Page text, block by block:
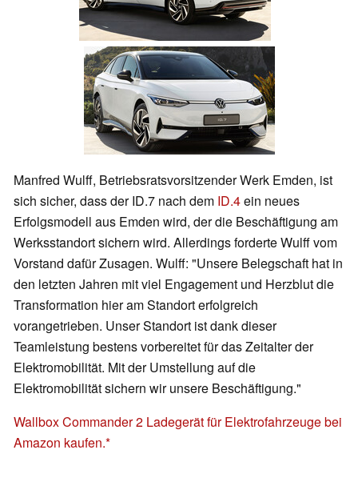
Manfred Wulff, Betriebsratsvorsitzender Werk Emden, ist
sich sicher, dass der ID.7 nach dem ID.4ein neues
Erfolgsmodell aus Emden wird, der die Beschäftigung am
Werksstandort sichern wird. Allerdings forderte Wulff vom
Vorstand dafür Zusagen. Wulff: "Unsere Belegschaft hat in
den letzten Jahren mit viel Engagement und Herzblut die
Transformation hier am Standort erfolgreich
vorangetrieben. Unser Standort ist dank dieser
Teamleistung bestens vorbereitet für das Zeitalter der
Elektromobilität. Mit der Umstellung auf die
Elektromobilität sichern wir unsere Beschäftigung."
Wallbox Commander 2 Ladegerät für Elektrofahrzeuge bei
Amazon kaufen.